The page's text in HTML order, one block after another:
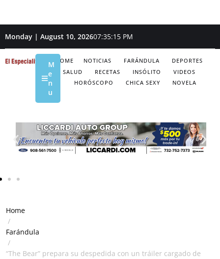
Monday | August 10, 202607:35:16 PM
HOME NOTICIAS FARÁNDULA
DEPORTES
SALUD
RECETAS INSÓLITO
VIDEOS
HORÓSCOPO
CHICA SEXY NOVELA
M
e
n
u
Home
/
Farándula
/
“The Bear” prepara su despedida con un tráiler cargado de